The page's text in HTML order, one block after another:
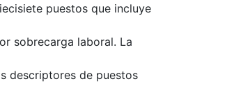
puestos que incluye
sobrecarga laboral. La
descriptores de puestos